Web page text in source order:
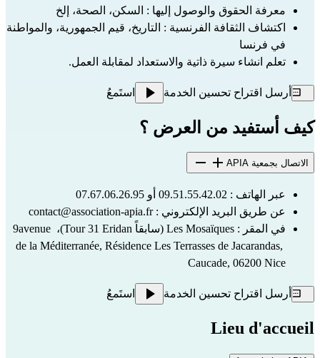
معرفة الحقوق والوصول إليها : السكن، الصحة، إلخ
في فرنسا
تعلم انشاء سيرة ذاتية والاستعداد لمقابلة العمل.
أرسل اقتراح تحسين الخدمة استَمعُ
كيف أستفيد من العرض ؟
الاتصال بجمعية APIA
عبر الهاتف : 09.51.55.42.02 أو 07.67.06.26.95
عن طريق البريد الإلكتروني : contact@association-apia.fr
في المقر : Les Mosaïques (سابقاً Tour 31 Eridan)، 9avenue
de la Méditerranée, Résidence Les Terrasses de Jacarandas,
Caucade, 06200 Nice
أرسل اقتراح تحسين الخدمة استَمعُ
Lieu d'accueil